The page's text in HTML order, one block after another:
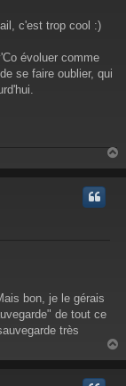
c'est trop cool :)
évoluer comme
se faire oublier, qui
a
bon, je le gérais
de tout ce
très
a